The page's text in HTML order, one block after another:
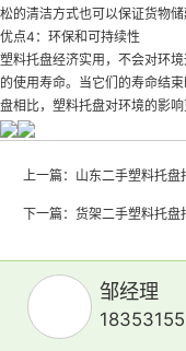
松的清洁方式也可以保证货物
优点4：环保和可持续性
塑料托盘经济实用，不会对环
的使用寿命。当它们的寿命结
盘相比，塑料托盘对环境的影响
上一篇： 山东二手塑料托盘
下一篇： 货架二手塑料托盘
邹经理